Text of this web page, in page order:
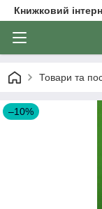
Книжковий
Товари та
–10%